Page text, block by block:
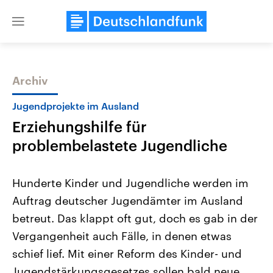
Close
Themen
Landtagswahl Sachsen-Anhalt
2026
Alle Informationen
Sachsen-Anhalt wählt am 6.
September 2026 einen neuen
Landtag. Seit 2021 wird das
Bundesland von einer Koalition aus
USA
Aktuelle Beiträge,
Hintergründe
Wirtschaftlich und
gehören die Vereinigten
den mächtigsten Ländern
mit großem Einfluss auf
Archiv
Jugendprojekte im Ausland
Erziehungshilfe für
problembelastete Jugendliche
Hunderte Kinder und Jugendliche werden im
Auftrag deutscher Jugendämter im Ausland
betreut. Das klappt oft gut, doch es gab in der
Vergangenheit auch Fälle, in denen etwas
schief lief. Mit einer Reform des Kinder- und